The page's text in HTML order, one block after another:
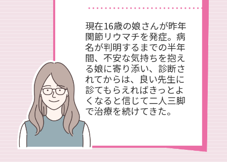
現在16歳の娘さんが昨年
関節リウマチを発症。病
名が判明するまでの半年
間、不安な気持ちを抱え
る娘に寄り添い、診断さ
れてからは、良い先生に
診てもらえればきっとよ
くなると信じて二人三脚
で治療を続けてきた。